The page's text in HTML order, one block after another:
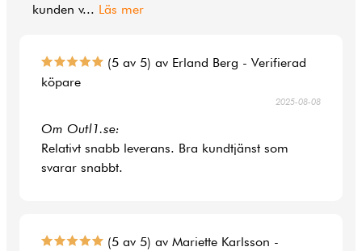
kunden v... Läs mer
(5 av 5) av Erland Berg - Verifierad
köpare
2025-08-08
Om Outl1.se:
Relativt snabb leverans. Bra kundtjänst som
svarar snabbt.
(5 av 5) av Mariette Karlsson -